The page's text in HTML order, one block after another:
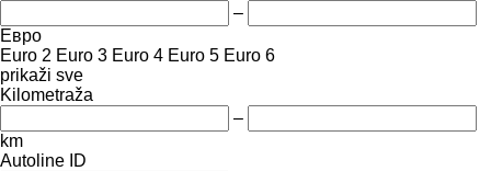
–
Евро
Euro 2 Euro 3 Euro 4 Euro 5 Euro 6
prikaži sve
Kilometraža
–
km
Autoline ID